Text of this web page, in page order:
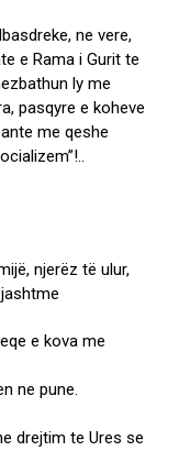
ne vere,
e Rama i Gurit te
ly me
pasqyre e koheve
me qeshe
e kova me
ne pune.
drejtim te Ures se